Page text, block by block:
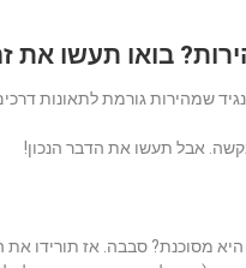
בואו תעשו את
שמהירות גורמת לתאונות
אבל תעשו את הדבר הנכון!
היא מסוכנת? סבבה. אז תורידו